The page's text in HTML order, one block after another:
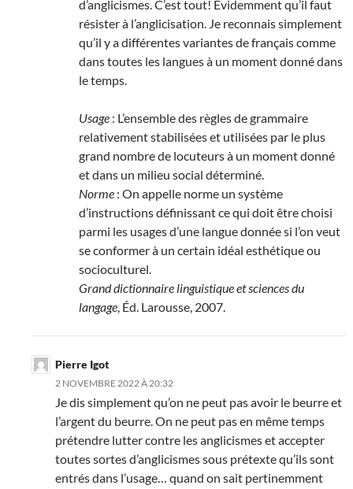
d’anglicismes. C’est tout! Évidemment qu’il faut
résister à l’anglicisation. Je reconnais simplement
qu’il y a différentes variantes de français comme
dans toutes les langues à un moment donné dans
le temps.
Usage : L’ensemble des règles de grammaire
relativement stabilisées et utilisées par le plus
grand nombre de locuteurs à un moment donné
et dans un milieu social déterminé.
Norme : On appelle norme un système
d’instructions définissant ce qui doit être choisi
parmi les usages d’une langue donnée si l’on veut
se conformer à un certain idéal esthétique ou
socioculturel.
Grand dictionnaire linguistique et sciences du
langage, Éd. Larousse, 2007.
Pierre Igot
2 NOVEMBRE 2022 À 20:32
Je dis simplement qu’on ne peut pas avoir le beurre et
l’argent du beurre. On ne peut pas en même temps
prétendre lutter contre les anglicismes et accepter
toutes sortes d’anglicismes sous prétexte qu’ils sont
entrés dans l’usage… quand on sait pertinemment